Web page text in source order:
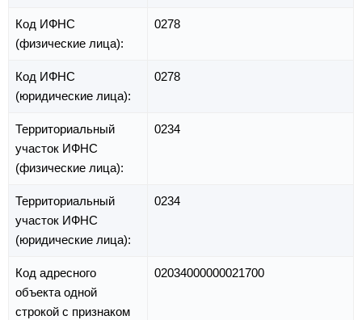
Код ИФНС
(физические лица):
0278
Код ИФНС
(юридические лица):
0278
Территориальный
участок ИФНС
(физические лица):
0234
Территориальный
участок ИФНС
(юридические лица):
0234
Код адресного
объекта одной
строкой с признаком
02034000000021700